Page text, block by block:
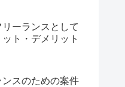
リーランスとして
ト・デメリット
ンスのための案件